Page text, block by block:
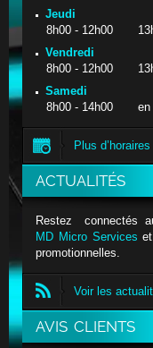
Jeudi
8h00 - 12h00
Vendredi
8h00 - 12h00
Samedi
8h00 - 14h00 en
Plus d’horaires
ACTUALITÉS
Restez connectés
MD Micro Services
promotionnelles.
Voir les
AVIS CLIENTS